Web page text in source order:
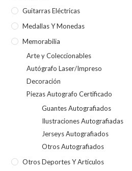
Guitarras Eléctricas
Medallas Y Monedas
Memorabilia
Arte y Coleccionables
Autógrafo Laser/Impreso
Decoración
Piezas Autografo Certificado
Guantes Autografiados
Ilustraciones Autografiadas
Jerseys Autografiados
Otros Autografiados
Otros Deportes Y Artículos